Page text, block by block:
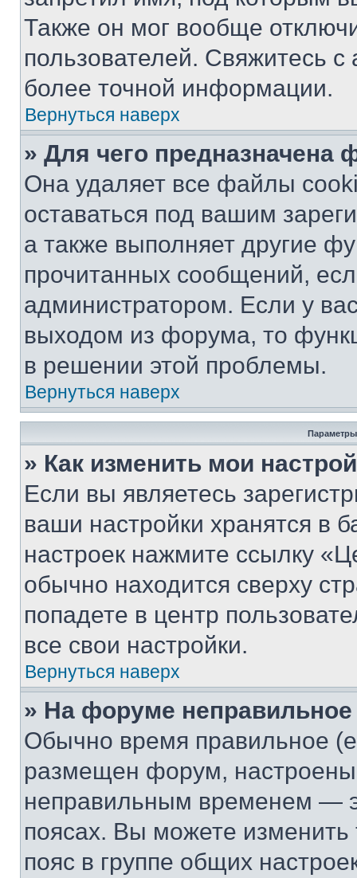
Также он мог вообще
пользователей. Свяжитесь
более точной информации.
Вернуться наверх
» Для чего предназначена
Она удаляет все файлы
оставаться под вашим
а также выполняет другие
прочитанных сообщений,
администратором. Если у
выходом из форума, то
в решении этой проблемы.
Вернуться наверх
Параметры
» Как изменить мои
Если вы являетесь
ваши настройки хранятся в
настроек нажмите ссылку
обычно находится сверху
попадете в центр
все свои настройки.
Вернуться наверх
» На форуме
Обычно время правильное
размещен форум, настроены
неправильным временем —
поясах. Вы можете изменить
пояс в группе общих